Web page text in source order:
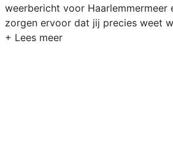
weerbericht voor Haarlemmermeer
zorgen ervoor dat jij precies weet